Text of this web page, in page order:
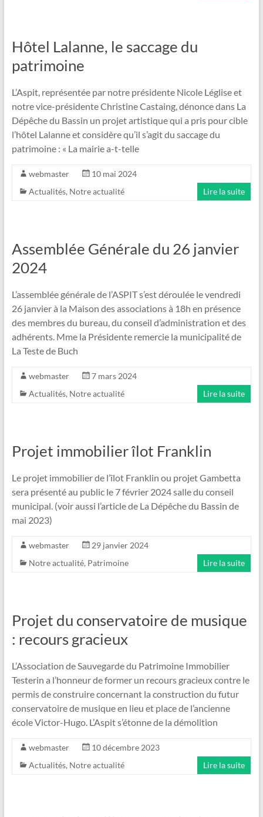
Hôtel Lalanne, le saccage du
patrimoine
L’Aspit, représentée par notre présidente Nicole Léglise et
notre vice-présidente Christine Castaing, dénonce dans La
Dépêche du Bassin un projet artistique qui a pris pour cible
l’hôtel Lalanne et considère qu’il s’agit du saccage du
patrimoine : « La mairie a-t-telle
webmaster
10 mai 2024
Actualités, Notre actualité Lire la suite
Assemblée Générale du 26 janvier
2024
L’assemblée générale de l’ASPIT s’est déroulée le vendredi
26 janvier à la Maison des associations à 18h en présence
des membres du bureau, du conseil d’administration et des
adhérents. Mme la Présidente remercie la municipalité de
La Teste de Buch
webmaster
7 mars 2024
Actualités, Notre actualité Lire la suite
Projet immobilier îlot Franklin
Le projet immobilier de l’îlot Franklin ou projet Gambetta
sera présenté au public le 7 février 2024 salle du conseil
municipal. (voir aussi l’article de La Dépêche du Bassin de
mai 2023)
webmaster
29 janvier 2024
Notre actualité, Patrimoine Lire la suite
Projet du conservatoire de musique
: recours gracieux
L’Association de Sauvegarde du Patrimoine Immobilier
Testerin a l’honneur de former un recours gracieux contre le
permis de construire concernant la construction du futur
conservatoire de musique en lieu et place de l’ancienne
école Victor-Hugo. L’Aspit s’étonne de la démolition
webmaster
10 décembre 2023
Actualités, Notre actualité Lire la suite